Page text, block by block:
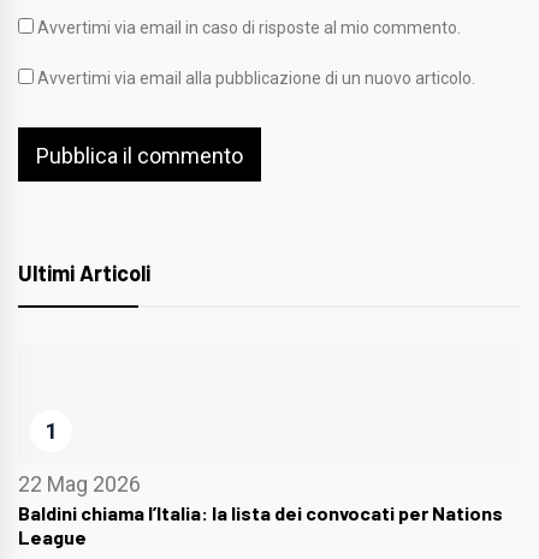
Avvertimi via email in caso di risposte al mio commento.
Avvertimi via email alla pubblicazione di un nuovo articolo.
Ultimi Articoli
1
22 Mag 2026
Baldini chiama l’Italia: la lista dei convocati per Nations
League